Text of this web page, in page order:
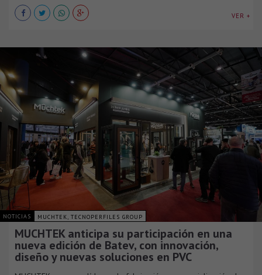
VER +
NOTICIAS MUCHTEK, TECNOPERFILES GROUP
MUCHTEK anticipa su participación en una
nueva edición de Batev, con innovación,
diseño y nuevas soluciones en PVC